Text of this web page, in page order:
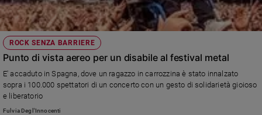
ROCK SENZA BARRIERE
Punto di vista aereo per un disabile al festival metal
E' accaduto in Spagna, dove un ragazzo in carrozzina è stato innalzato
sopra i 100.000 spettatori di un concerto con un gesto di solidarietà gioioso
e liberatorio
Fulvia Degl'Innocenti